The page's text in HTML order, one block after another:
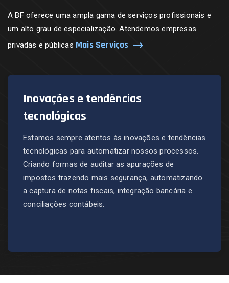
A BF oferece uma ampla gama de serviços profissionais e
um alto grau de especialização. Atendemos empresas
privadas e públicas Mais Serviços
Inovações e tendências
tecnológicas
Estamos sempre atentos às inovações e tendências
tecnológicas para automatizar nossos processos.
Criando formas de auditar as apurações de
impostos trazendo mais segurança, automatizando
a captura de notas fiscais, integração bancária e
conciliações contábeis.